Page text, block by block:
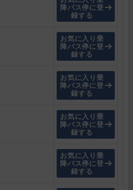
降バス停に登
録する
お気に入り乗
降バス停に登
録する
お気に入り乗
降バス停に登
録する
お気に入り乗
降バス停に登
録する
お気に入り乗
降バス停に登
録する